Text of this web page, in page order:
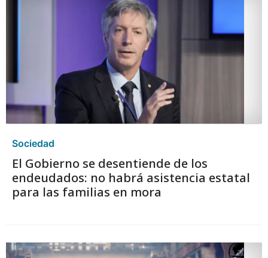
Sociedad
El Gobierno se desentiende de los
endeudados: no habrá asistencia estatal
para las familias en mora